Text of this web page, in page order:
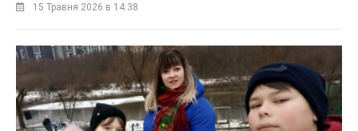
15 Травня 2026 в 14:38